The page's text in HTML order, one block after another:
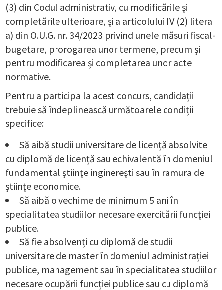
(3) din Codul administrativ, cu modificările și
completările ulterioare, și a articolului IV (2) litera
a) din O.U.G. nr. 34/2023 privind unele măsuri fiscal-
bugetare, prorogarea unor termene, precum și
pentru modificarea și completarea unor acte
normative.
Pentru a participa la acest concurs, candidații
trebuie să îndeplinească următoarele condiții
specifice:
Să aibă studii universitare de licență absolvite
cu diplomă de licență sau echivalentă în domeniul
fundamental științe inginerești sau în ramura de
științe economice.
Să aibă o vechime de minimum 5 ani în
specialitatea studiilor necesare exercitării funcției
publice.
Să fie absolvenți cu diplomă de studii
universitare de master în domeniul administrației
publice, management sau în specialitatea studiilor
necesare ocupării funcției publice sau cu diplomă